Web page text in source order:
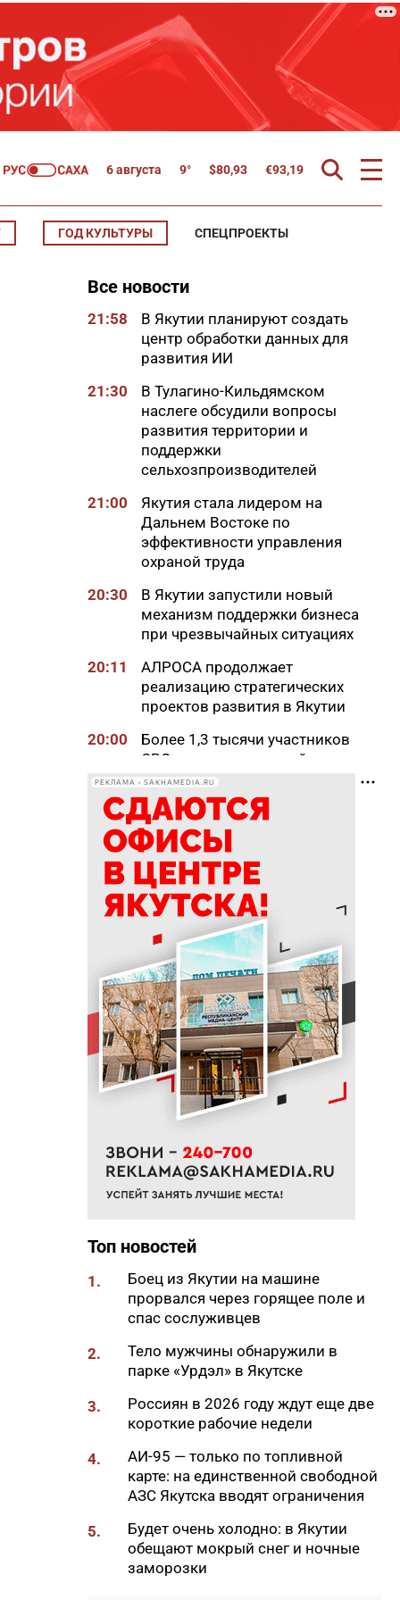
6 августа 9° $80,93 €93,19
ГОД КУЛЬТУРЫ СПЕЦПРОЕКТЫ
Все новости
21:58
В Якутии планируют создать
центр обработки данных для
развития ИИ
21:30
В Тулагино-Кильдямском
наслеге обсудили вопросы
развития территории и
поддержки
сельхозпроизводителей
21:00
Якутия стала лидером на
Дальнем Востоке по
эффективности управления
охраной труда
20:30
В Якутии запустили новый
механизм поддержки бизнеса
при чрезвычайных ситуациях
20:11
АЛРОСА продолжает
реализацию стратегических
проектов развития в Якутии
20:00
Более 1,3 тысячи участников
СВО и членов их семей
получили земельные участки
в Якутии
19:50
76% якутян заранее
предупреждают работодателя
об увольнении
19:25
Новый аэропорт в Мирном
планируется ввести в
эксплуатацию в 2027 году
19:00
В Якутии работает пилотный
проект «Маршрут заботы» для
пациентов после выписки
18:47
В Якутии стартовал
молодежный Суглан коренных
малочисленных народов
Севера
65% от годового плана сырого
молока
спецтехники в зоне СВО
18:22
В АЗС Южной Якутии ситуация
стабилизируется
игра от якутских
разработчиков
18:01
85-квартирный дом в
Октемцах сдадут в конце
августа
Минздрав Якутии: раннее
выявление гепатита С
позволяет предотвратить
осложнения
В Таттинском районе в село
РЕКЛАМА • SAKHAMEDIA.RU
Топ новостей
1.
Боец из Якутии на машине
прорвался через горящее поле и
спас сослуживцев
2.
Тело мужчины обнаружили в
парке «Урдэл» в Якутске
3.
Россиян в 2026 году ждут еще две
короткие рабочие недели
4.
АИ-95 — только по топливной
карте: на единственной свободной
АЗС Якутска вводят ограничения
5.
Будет очень холодно: в Якутии
обещают мокрый снег и ночные
заморозки